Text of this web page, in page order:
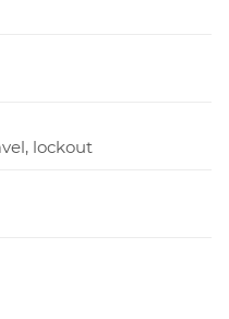
lockout